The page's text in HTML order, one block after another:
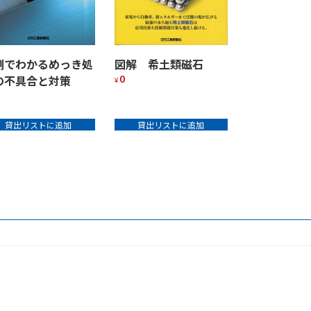
でわかるめっき処
不具合と対策
貸出リストに追加
図解 希土類磁石
¥ 0
貸出リストに追加